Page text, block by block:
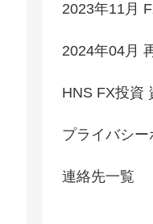
2023年11月
2024年04月
HNS FX投資
プライバシー
連絡先一覧